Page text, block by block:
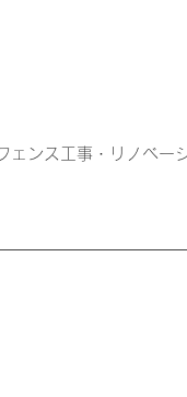
ェンス工事・リノベー